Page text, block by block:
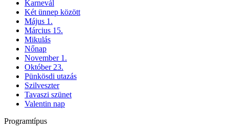
Karnevál
Két ünnep között
Május 1.
Március 15.
Mikulás
Nőnap
November 1.
Október 23.
Pünkösdi utazás
Szilveszter
Tavaszi szünet
Valentin nap
Programtípus